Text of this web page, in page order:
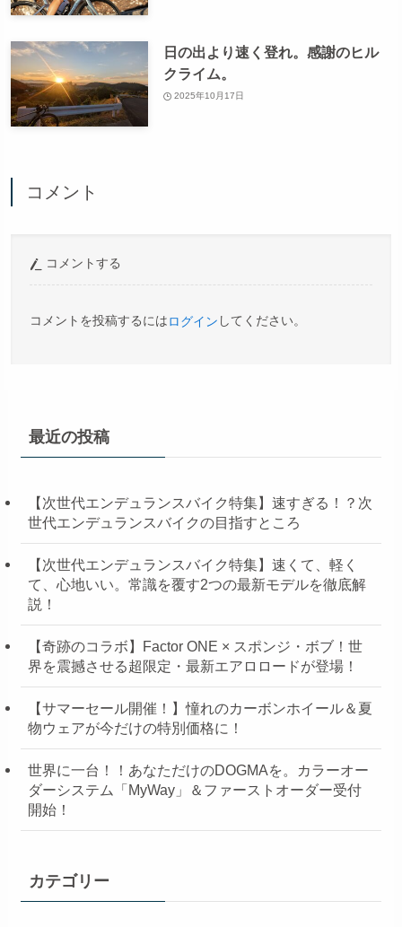
日の出より速く登れ。感謝のヒル
クライム。
2025年10月17日
コメント
コメントする
コメントを投稿するにはログイン してください。
最近の投稿
【次世代エンデュランスバイク特集】速すぎる！？次
世代エンデュランスバイクの目指すところ
【次世代エンデュランスバイク特集】速くて、軽く
て、心地いい。常識を覆す2つの最新モデルを徹底解
説！
【奇跡のコラボ】Factor ONE × スポンジ・ボブ！世
界を震撼させる超限定・最新エアロロードが登場！
【サマーセール開催！】憧れのカーボンホイール＆夏
物ウェアが今だけの特別価格に！
世界に一台！！あなただけのDOGMAを。カラーオー
ダーシステム「MyWay」＆ファーストオーダー受付
開始！
カテゴリー